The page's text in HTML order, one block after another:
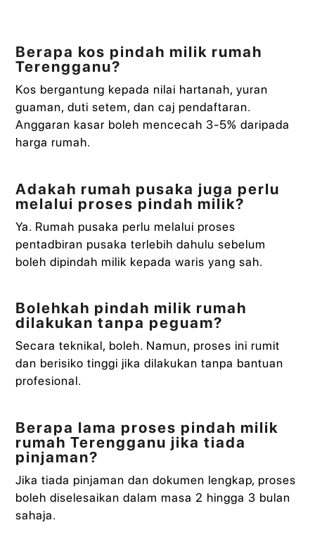
Berapa kos pindah milik rumah
Terengganu?
Kos bergantung kepada nilai hartanah, yuran
guaman, duti setem, dan caj pendaftaran.
Anggaran kasar boleh mencecah 3-5% daripada
harga rumah.
Adakah rumah pusaka juga perlu
melalui proses pindah milik?
Ya. Rumah pusaka perlu melalui proses
pentadbiran pusaka terlebih dahulu sebelum
boleh dipindah milik kepada waris yang sah.
Bolehkah pindah milik rumah
dilakukan tanpa peguam?
Secara teknikal, boleh. Namun, proses ini rumit
dan berisiko tinggi jika dilakukan tanpa bantuan
profesional.
Berapa lama proses pindah milik
rumah Terengganu jika tiada
pinjaman?
Jika tiada pinjaman dan dokumen lengkap, proses
boleh diselesaikan dalam masa 2 hingga 3 bulan
sahaja.